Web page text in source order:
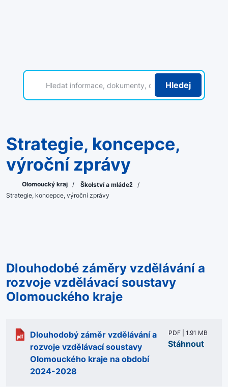
Hledej
Strategie, koncepce,
výroční zprávy
Olomoucký kraj / Školství a mládež /
Strategie, koncepce, výroční zprávy
Dlouhodobé záměry vzdělávání a
rozvoje vzdělávací soustavy
Olomouckého kraje
Dlouhodobý záměr vzdělávání a
rozvoje vzdělávací soustavy
Olomouckého kraje na období
2024-2028
PDF | 1.91 MB
Stáhnout